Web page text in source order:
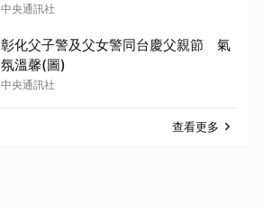
中央通訊社
彰化父子警及父女警同台慶父親節 氣
氛溫馨(圖)
中央通訊社
查看更多